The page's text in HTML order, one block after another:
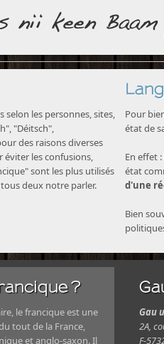
les personnes, sites,
"Déitsch",
des raisons diverses
éviter les confusions,
sont les plus utilisés
deux notre parler.
Pour
état de
En effet
état
d'une
Bien
?
le francique est une
tout de la France,
et anglo-saxon. Il
Gau
2A,
F-